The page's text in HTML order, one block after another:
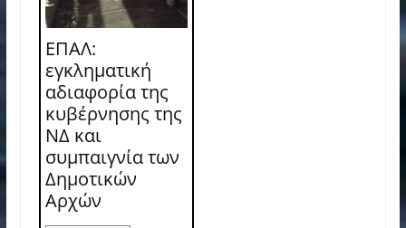
ΕΠΑΛ:
εγκληματική
αδιαφορία της
κυβέρνησης της
ΝΔ και
συμπαιγνία των
Δημοτικών
Αρχών